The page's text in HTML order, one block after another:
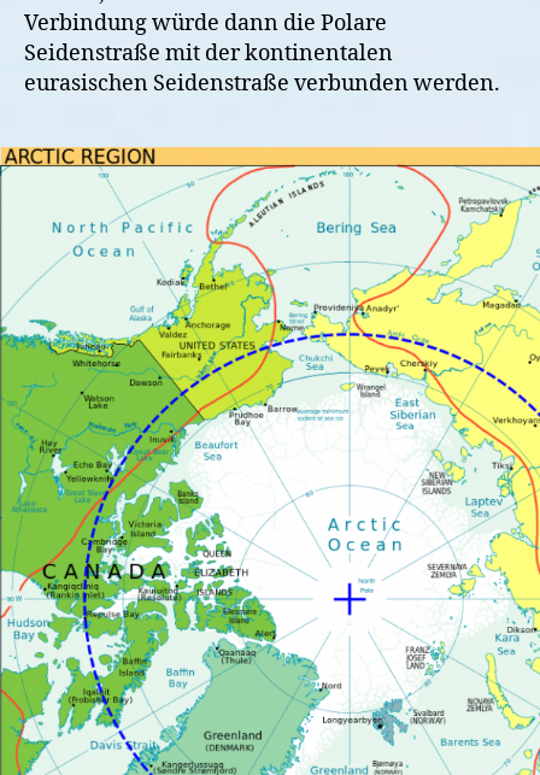
Verbindung würde dann die Polare
Seidenstraße mit der kontinentalen
eurasischen Seidenstraße verbunden werden.